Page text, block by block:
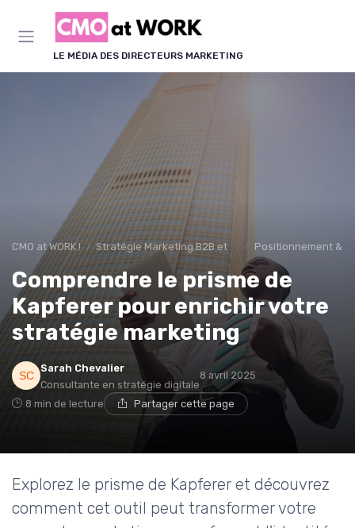
LE MÉDIA DES DIRECTEURS MARKETING
CMO at WORK ! Stratégie Marketing B2B et B2C Positionnement &
Comprendre le prisme de
Kapferer pour enrichir votre
stratégie marketing
Sarah Chevalier
Consultante en stratégie digitale
8 avril 2025
8 min de lecture Partager cette page
Explorez le prisme de Kapferer et découvrez
comment cet outil peut transformer votre
Panneau de gestion des cookies